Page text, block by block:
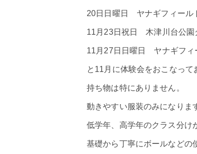
20日日曜日 ヤナギフィール
11月23日祝日 木津川台公園
11月27日日曜日 ヤナギフ
と11月に体験会をおこなって
持ち物は特にありません。
動きやすい服装のみになりま
低学年、高学年のクラス分け
基礎から丁寧にボールなどの